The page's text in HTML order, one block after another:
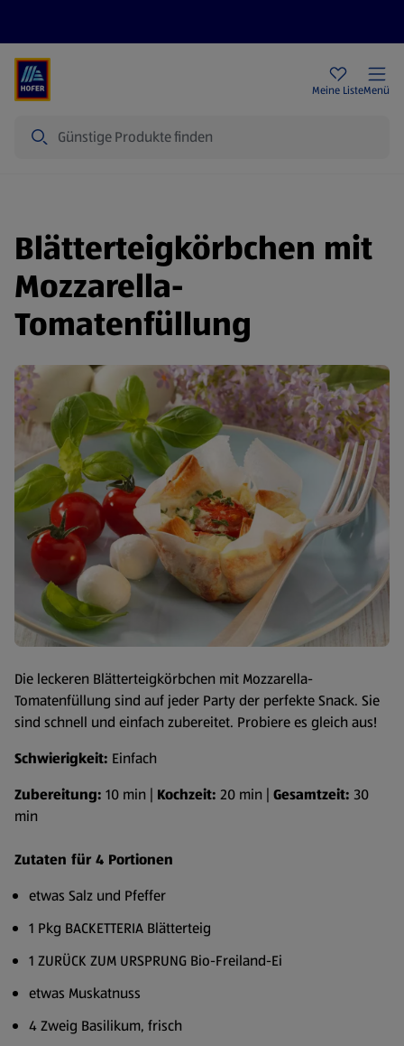
Meine ListeMenü
Blätterteigkörbchen mit
Mozzarella-
Tomatenfüllung
Die leckeren Blätterteigkörbchen mit Mozzarella-
Tomatenfüllung sind auf jeder Party der perfekte Snack. Sie
sind schnell und einfach zubereitet. Probiere es gleich aus!
Schwierigkeit: Einfach
Zubereitung: 10 min | Kochzeit: 20 min | Gesamtzeit: 30
min
Zutaten für 4 Portionen
etwas Salz und Pfeffer
1 Pkg BACKETTERIA Blätterteig
1 ZURÜCK ZUM URSPRUNG Bio-Freiland-Ei
etwas Muskatnuss
4 Zweig Basilikum, frisch